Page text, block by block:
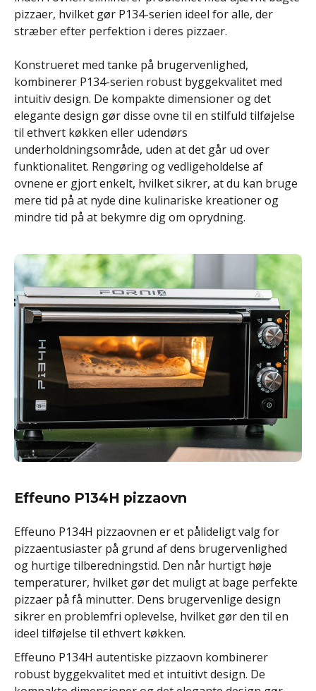
pizzaer, hvilket gør P134-serien ideel for alle, der
stræber efter perfektion i deres pizzaer.
Konstrueret med tanke på brugervenlighed,
kombinerer P134-serien robust byggekvalitet med
intuitiv design. De kompakte dimensioner og det
elegante design gør disse ovne til en stilfuld tilføjelse
til ethvert køkken eller udendørs
underholdningsområde, uden at det går ud over
funktionalitet. Rengøring og vedligeholdelse af
ovnene er gjort enkelt, hvilket sikrer, at du kan bruge
mere tid på at nyde dine kulinariske kreationer og
mindre tid på at bekymre dig om oprydning.
Effeuno P134H pizzaovn
Effeuno P134H pizzaovnen er et pålideligt valg for
pizzaentusiaster på grund af dens brugervenlighed
og hurtige tilberedningstid. Den når hurtigt høje
temperaturer, hvilket gør det muligt at bage perfekte
pizzaer på få minutter. Dens brugervenlige design
sikrer en problemfri oplevelse, hvilket gør den til en
ideel tilføjelse til ethvert køkken.
Effeuno P134H autentiske pizzaovn kombinerer
robust byggekvalitet med et intuitivt design. De